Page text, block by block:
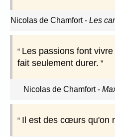
Nicolas de Chamfort- Les
Les passions font
fait seulement durer.
Nicolas de Chamfort-
Il est des cœurs qu'on